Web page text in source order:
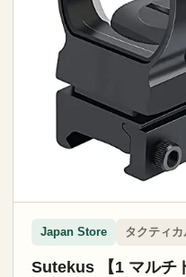
Japan Store タクティカ
Sutekus 【1 マルチ